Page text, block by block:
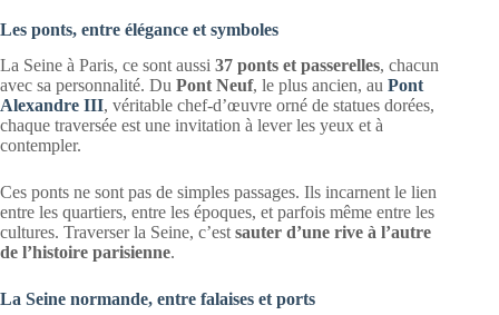
Les ponts, entre élégance et symboles
La Seine à Paris, ce sont aussi 37 ponts et passerelles, chacun
avec sa personnalité. Du Pont Neuf, le plus ancien, au Pont
Alexandre III, véritable chef-d’œuvre orné de statues dorées,
chaque traversée est une invitation à lever les yeux et à
contempler.
Ces ponts ne sont pas de simples passages. Ils incarnent le lien
entre les quartiers, entre les époques, et parfois même entre les
cultures. Traverser la Seine, c’est sauter d’une rive à l’autre
de l’histoire parisienne.
La Seine normande, entre falaises et ports